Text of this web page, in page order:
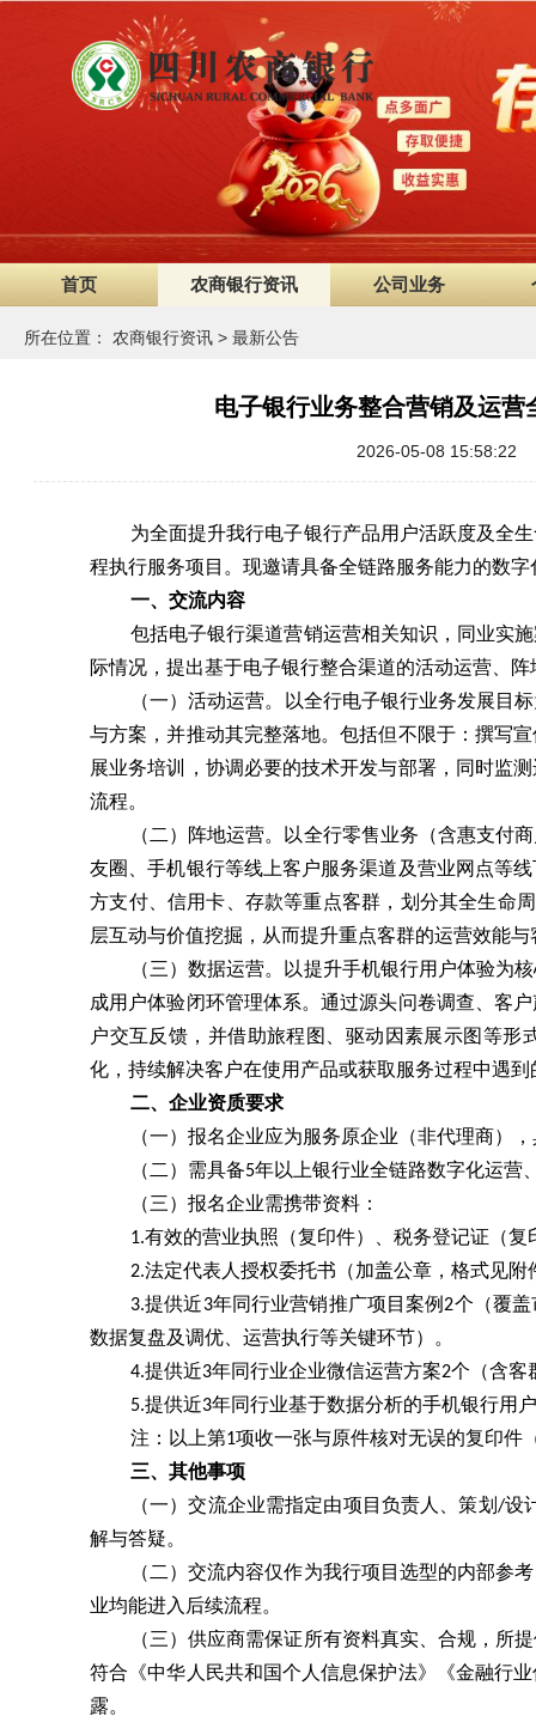
首页 农商银行资讯 公司业务
所在位置： 农商银行资讯 > 最新公告
电子银行业务整合营销及运
2026-05-08 15:58:22
为全面提升我行电子银行产品用户活跃度及全
程执行服务项目。现邀请具备全链路服务能力的数
一、交流内容
包括电子银行渠道营销运营相关知识，同业实
际情况 ，提出基于电子银行整合渠道的活动运营、
（一）活动运营。 以全行电子银行业务发展 目标
与方案，并推动其完整落地。包括但不限于：撰写
展业务培训，协调必要的技术开发与部署，同时监
流程。
（二）阵地运营。以全行零售业务（含惠支付
友圈、手机银行等线上客户服务渠道及营业网点等
方支付、信用卡、存款等重点客群，划分其全生命
层互动与价值挖掘，从而提升重点客群的运营效能
（三）数据运营。以提升手机银行用户体验为
成用户体验闭环管理体系。通过源头问卷调查、客
户交互反馈，并借助旅程图、驱动因素展示图等
化，持续解决客户在使用产品或获取服务过程中遇
二、企业资质要求
（一）报名企业应为服务原企业（非代理商）
（二）需具备5年以上银行业全链路数字化运
（三）报名企业需携带资料：
1.有效的营业执照（复印件）、税务登记证（
2.法定代表人授权委托书（加盖公章，格式见附
3.提供近3年同行业营销推广项目案例2个（覆
数据复盘及调优、运营执行等关键环节）。
4.提供近3年同行业企业微信运营方案2个（含
5.提供近3年同行业基于数据分析的手机银行用
注：以上第1项收一张与原件核对无误的复印件
三、其他事项
（一）交流企业需指定由项目负责人、策划/
解与答疑。
（二）交流内容仅作为我行项目选型的内部参
业均能进入后续流程。
（三）供应商需保证所有资料真实、合规，所
符合《中华人民共和国个人信息保护法》《金融行
露。